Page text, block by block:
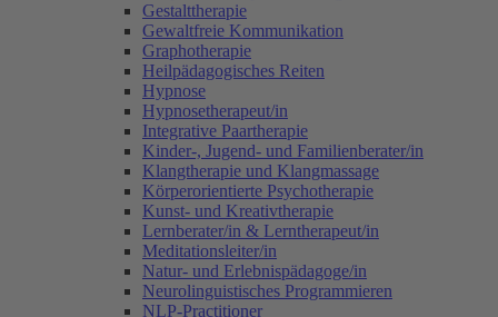
Gestalttherapie
Gewaltfreie Kommunikation
Graphotherapie
Heilpädagogisches Reiten
Hypnose
Hypnosetherapeut/in
Integrative Paartherapie
Kinder-, Jugend- und Familienberater/in
Klangtherapie und Klangmassage
Körperorientierte Psychotherapie
Kunst- und Kreativtherapie
Lernberater/in & Lerntherapeut/in
Meditationsleiter/in
Natur- und Erlebnispädagoge/in
Neurolinguistisches Programmieren
NLP-Practitioner